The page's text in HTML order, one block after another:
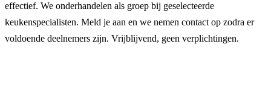
effectief. We onderhandelen als groep bij geselecteerde
keukenspecialisten. Meld je aan en we nemen contact op zodra er
voldoende deelnemers zijn. Vrijblijvend, geen verplichtingen.